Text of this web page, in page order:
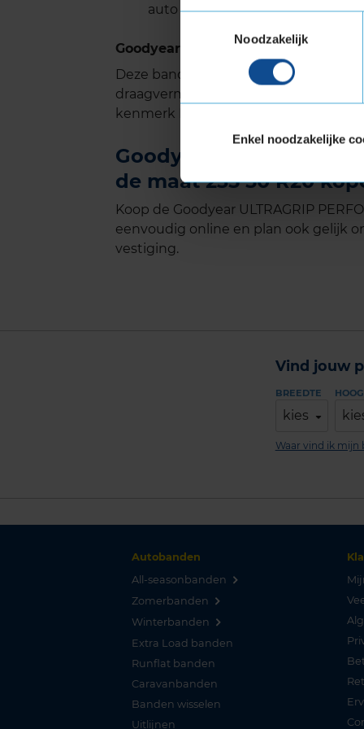
Noodzakelijk
Enkel noodzakelijke
auto tot wel 50% vermindert
Goodyear ULTRAGRIP
Deze band is ook geschikt voor
draagvermogen nodig hebben.
kenmerk Extra Load.
Goodyear ULTRAGRIP
de maat 235 50 R20
Koop de Goodyear ULTRAGRIP
eenvoudig online en plan ook gelijk
vestiging.
Vind jouw
BREEDTE
kies
Waar vind ik mijn
Autobanden
All-seasonbanden
Zomerbanden
Winterbanden
Extra Load banden
Runflat banden
Caravanbanden
Banden wisselen
Uitlijnen